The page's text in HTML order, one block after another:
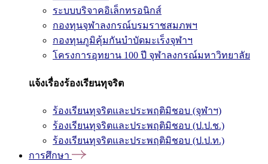
ระบบบริจาคอิเล็กทรอนิกส์
กองทุนจุฬาลงกรณ์บรมราชสมภพฯ
กองทุนภูมิคุ้มกันบำบัดมะเร็งจุฬาฯ
โครงการอุทยาน 100 ปี จุฬาลงกรณ์มหาวิทยาลัย
แจ้งเรื่องร้องเรียนทุจริต
ร้องเรียนทุจริตและประพฤติมิชอบ (จุฬาฯ)
ร้องเรียนทุจริตและประพฤติมิชอบ (ป.ป.ช.)
ร้องเรียนทุจริตและประพฤติมิชอบ (ป.ป.ท.)
การศึกษา